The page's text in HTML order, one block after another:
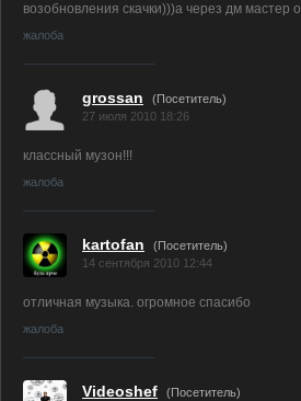
возобновления скачки)))а через дм мастер
жалоба
grossan
(Посетитель)
27 июля 2010 18:26
классный музон!!!
жалоба
kartofan
(Посетитель)
14 сентября 2010 12:44
отличная музыка. огромное спасибо
жалоба
Videoshef
(Посетитель)